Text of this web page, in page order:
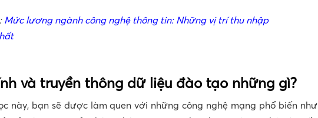
Mức lương ngành công nghệ thông tin: Những vị trí thu nhập
và truyền thông dữ liệu đào tạo những gì?
này, bạn sẽ được làm quen với những công nghệ mạng phổ biến như